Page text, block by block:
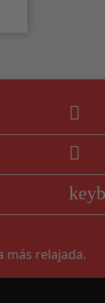


más relajada.